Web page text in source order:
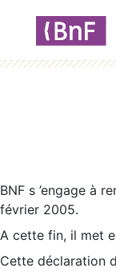
BNF s ’engage à
février 2005.
A cette fin, il met
Cette déclaration